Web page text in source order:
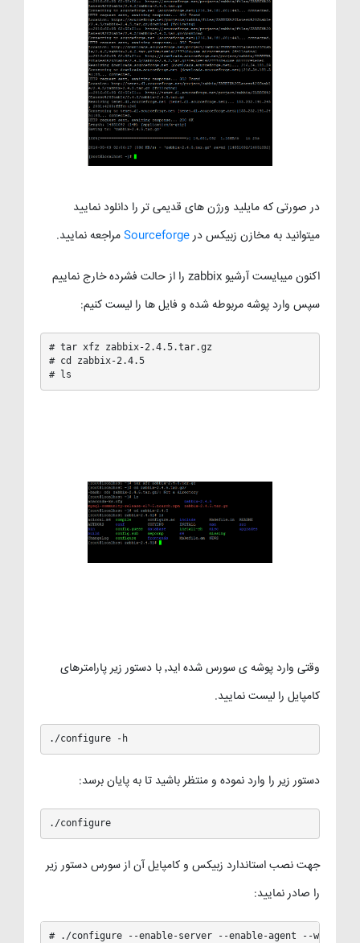
در صورتی که مایلید ورژن های قدیمی تر را دانلود نمایید
میتوانید به مخازن زبیکس درSourceforgeمراجعه نمایید.
اکنون میبایست آرشیو zabbix را از حالت فشرده خارج نماییم
سپس وارد پوشه مربوطه شده و فایل ها را لیست کنیم:
# tar xfz zabbix-2.4.5.tar.gz
# cd zabbix-2.4.5
# ls
وقتی وارد پوشه ی سورس شده اید٬ با دستور زیر پارامترهای
کامپایل را لیست نمایید.
./configure -h
دستور زیر را وارد نموده و منتظر باشید تا به پایان برسد:
./configure
جهت نصب استاندارد زبیکس و کامپایل آن از سورس دستور زیر
را صادر نمایید:
# ./configure --enable-server --enable-agent --with-